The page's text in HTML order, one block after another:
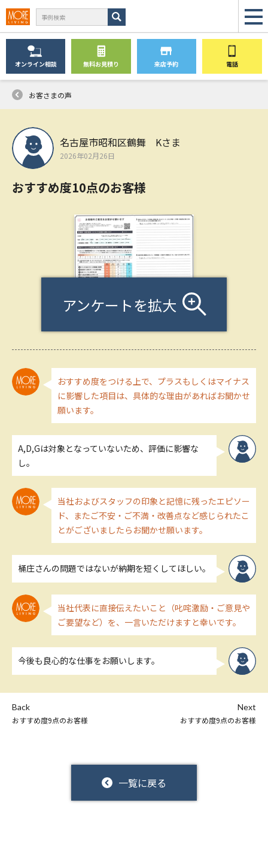
オンライン相談 無料お見積り 来店予約 電話
お客さまの声
名古屋市昭和区鶴舞 Kさま
2026年02月26日
おすすめ度10点のお客様
アンケートを拡大
おすすめ度をつける上で、プラスもしくはマイナス
に影響した項目は、具体的な理由があればお聞かせ
願います。
A,D,Gは対象となっていないため、評価に影響な
し。
当社およびスタッフの印象と記憶に残ったエピソー
ド、またご不安・ご不満・改善点など感じられたこ
とがございましたらお聞かせ願います。
桶庄さんの問題ではないが納期を短くしてほしい。
当社代表に直接伝えたいこと（叱咤激励・ご意見や
ご要望など）を、一言いただけますと幸いです。
今後も良心的な仕事をお願いします。
Back
おすすめ度9点のお客様
一覧に戻る
Next
おすすめ度9点のお客様